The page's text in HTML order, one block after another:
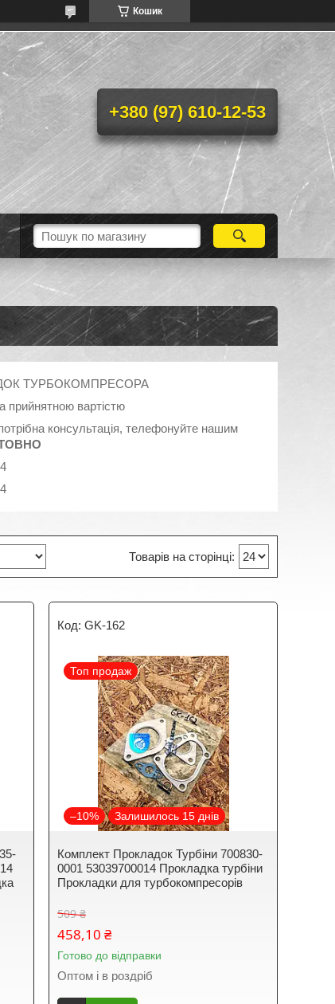
Кошик
+380 (97) 610-12-53
ТУРБОКОМПРЕСОРА
прийнятною вартістю
консультація, телефонуйте нашим
GK-162
Топ продаж
–10% Залишилось 15 днів
Комплект Прокладок Турбіни 700830-
0001 53039700014 Прокладка турбіни
Прокладки для турбокомпресорів
509 ₴
458,10 ₴
Готово до відправки
Оптом і в роздріб